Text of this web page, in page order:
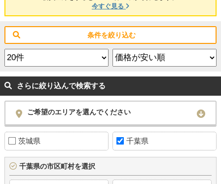
今すぐ見る
条件を絞り込む
さらに絞り込んで検索する
ご希望のエリアを選んでください
茨城県 千葉県
千葉県の市区町村を選択